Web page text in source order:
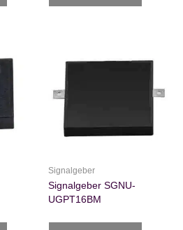
Signalgeber
Signalgeber SGNU-
UGPT16BM